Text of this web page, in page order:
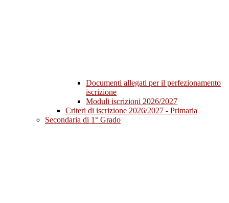
Documenti allegati per il perfezionamento
iscrizione
Moduli iscrizioni 2026/2027
Criteri di iscrizione 2026/2027 - Primaria
Secondaria di 1° Grado